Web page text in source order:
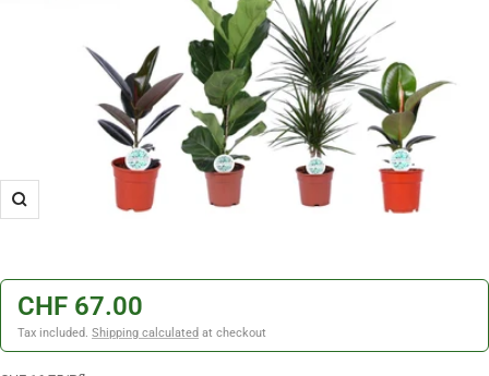
Zoom
CHF 67.00
Tax included. Shipping calculated at checkout